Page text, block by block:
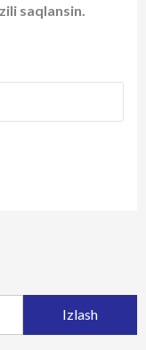
saqlansin.